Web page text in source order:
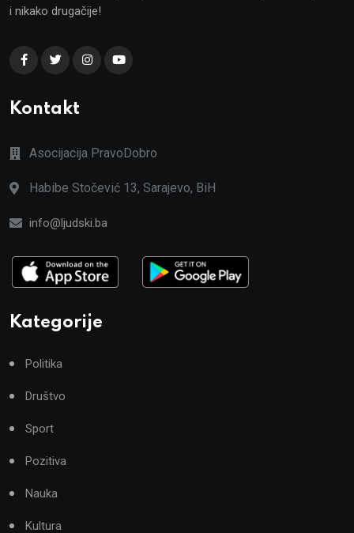
i nikako drugačije!
Kontakt
Asocijacija PravoDobro
Habibe Stočević 13, Sarajevo, BiH
info@ljudski.ba
Kategorije
Politika
Društvo
Sport
Pozitiva
Nauka
Kultura